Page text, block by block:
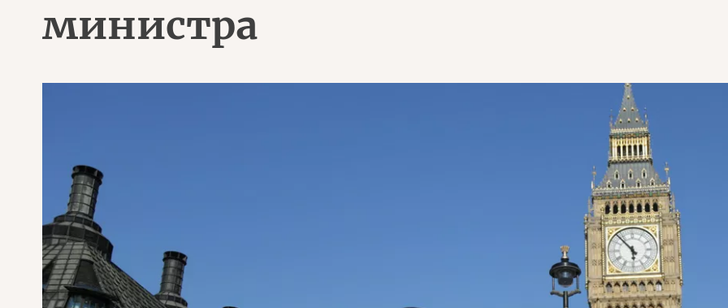
министра